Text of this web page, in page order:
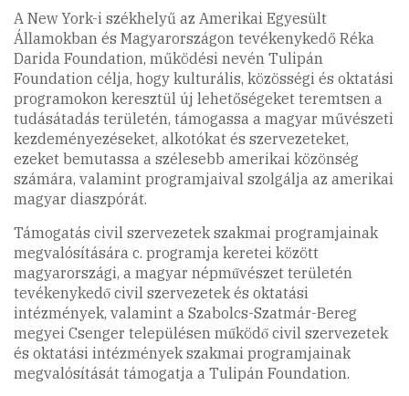
A New York-i székhelyű az Amerikai Egyesült
Államokban és Magyarországon tevékenykedő Réka
Darida Foundation, működési nevén Tulipán
Foundation célja, hogy kulturális, közösségi és oktatási
programokon keresztül új lehetőségeket teremtsen a
tudásátadás területén, támogassa a magyar művészeti
kezdeményezéseket, alkotókat és szervezeteket,
ezeket bemutassa a szélesebb amerikai közönség
számára, valamint programjaival szolgálja az amerikai
magyar diaszpórát.
Támogatás civil szervezetek szakmai programjainak
megvalósítására c. programja keretei között
magyarországi, a magyar népművészet területén
tevékenykedő civil szervezetek és oktatási
intézmények, valamint a Szabolcs-Szatmár-Bereg
megyei Csenger településen működő civil szervezetek
és oktatási intézmények szakmai programjainak
megvalósítását támogatja a Tulipán Foundation.